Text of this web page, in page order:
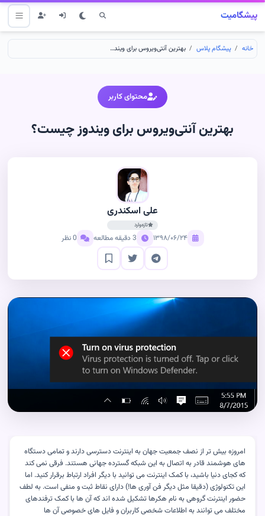
پیشگامیت
خانه پیشگام پلاس بهترین آنتی‌ویروس برای ویندوز چیست؟
محتوای کاربر
بهترین آنتی‌ویروس برای ویندوز چیست؟
علی اسکندری
تازه‌وارد
۱۳۹۸/۰۶/۲۴ 3 دقیقه مطالعه 0 نظر
امروزه بیش تر از نصف جمعیت جهان به اینترنت دسترسی دارند و تمامی دستگاه
های هوشمند قادر به اتصال به این شبکه گسترده جهانی هستند. فرقی نمی کند
که کجای دنیا باشید، با کمک اینترنت می توانید با دیگر افراد ارتباط برقرار کنید. اما
این تکنولوژی (دقیقا مثل دیگر فن آوری ها!) دارای نقاط ثبت و منفی است. به لطف
حضور اینترنت گروهی به نام هکرها تشکیل شده اند که آن ها با کمک ترفندهای
مختلف می توانند به اطلاعات شخصی کاربران و فایل های خصوصی آن ها